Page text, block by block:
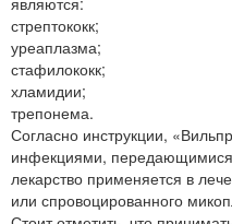
стрептококк;
уреаплазма;
стафилококк;
хламидии;
трепонема.
Согласно инструкции,
инфекциями,
лекарство применяется в
или спровоцированного